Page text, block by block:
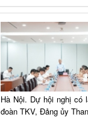
Hà Nội. Dự hội nghị có
đoàn TKV, Đảng ủy